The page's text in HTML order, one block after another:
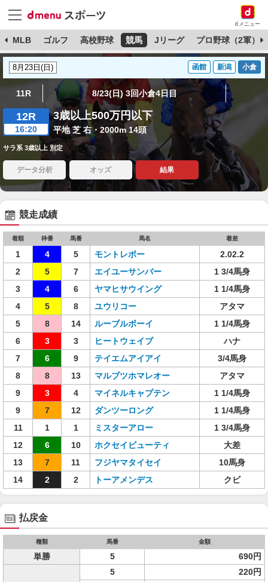
dメニュー
MLB ゴルフ 高校野球 競馬 Jリーグ プロ野球（2軍）
函館 新潟 小倉
11R 8/23(日) 3回小倉4日目
12R
16:20
3歳以上500万円以下
平地 芝 右・2000m 14頭
サラ系 3歳以上 別定
データ分析 オッズ 結果
競走成績
着順 枠番 馬番 馬名 着差
1 4 5 モントレボー
2.02.2
2
5 7 エイユーサンバー
1 3/4馬身
3
4 6 ヤマヒサウイング
1 1/4馬身
4
5 8 ユウリコー
アタマ
5
8 14 ルーブルボーイ
1 1/4馬身
6
3 3 ヒートウェイブ
ハナ
7
6 9 テイエムアイアイ
3/4馬身
8
8 13 マルブツホマレオー
アタマ
9
3 4 マイネルキャプテン
1 1/4馬身
9
7 12 ダンツーロング
1 1/4馬身
11
1 1 ミスターアロー
1 3/4馬身
12
6 10 ホクセイビューティ
大差
13
7 11 フジヤマタイセイ
10馬身
14
2 2 トーアメンデス クビ
払戻金
種類 馬番 金額
単勝 5 690円
5
220円